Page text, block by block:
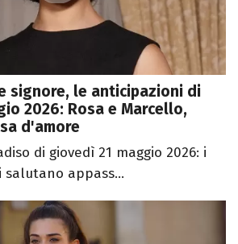
signore, le anticipazioni di
2026: Rosa e Marcello,
d'amore
di giovedì 21 maggio 2026: i
appass...